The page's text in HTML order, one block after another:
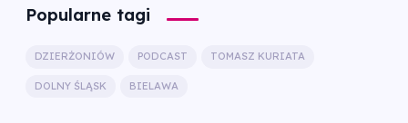
Popularne tagi
DZIERŻONIÓW PODCAST TOMASZ KURIATA
DOLNY ŚLĄSK BIELAWA